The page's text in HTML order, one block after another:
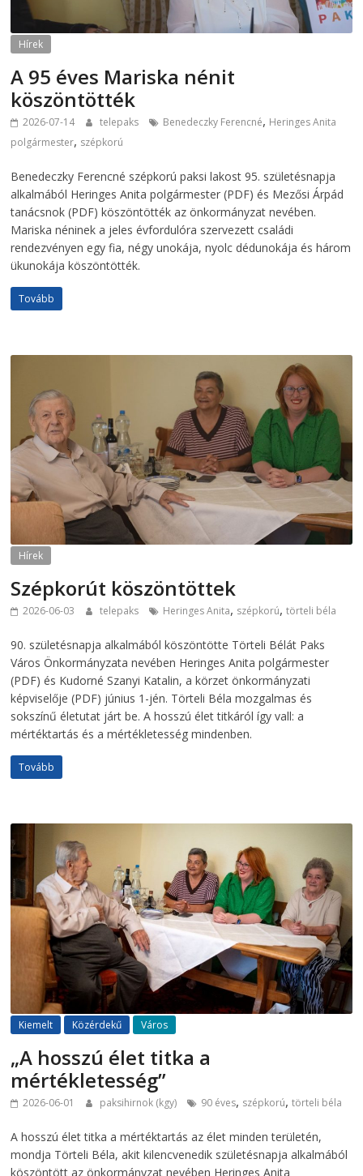
Hírek
A 95 éves Mariska nénit
köszöntötték
2026-07-14 telepaks Benedeczky Ferencné, Heringes Anita
polgármester, szépkorú
Benedeczky Ferencné szépkorú paksi lakost 95. születésnapja
alkalmából Heringes Anita polgármester (PDF) és Mezősi Árpád
tanácsnok (PDF) köszöntötték az önkormányzat nevében.
Mariska néninek a jeles évfordulóra szervezett családi
rendezvényen egy fia, négy unokája, nyolc dédunokája és három
ükunokája köszöntötték.
Tovább
Hírek
Szépkorút köszöntöttek
2026-06-03 telepaks Heringes Anita, szépkorú,törteli béla
90. születésnapja alkalmából köszöntötte Törteli Bélát Paks
Város Önkormányzata nevében Heringes Anita polgármester
(PDF) és Kudorné Szanyi Katalin, a körzet önkormányzati
képviselője (PDF) június 1-jén. Törteli Béla mozgalmas és
sokszínű életutat járt be. A hosszú élet titkáról így vall: a
mértéktartás és a mértékletesség mindenben.
Tovább
Kiemelt Közérdekű Város
„A hosszú élet titka a
mértékletesség”
2026-06-01 paksihirnok (kgy) 90 éves, szépkorú,törteli béla
A hosszú élet titka a mértéktartás az élet minden területén,
mondja Törteli Béla, akit kilencvenedik születésnapja alkalmából
köszöntött az önkormányzat nevében Heringes Anita